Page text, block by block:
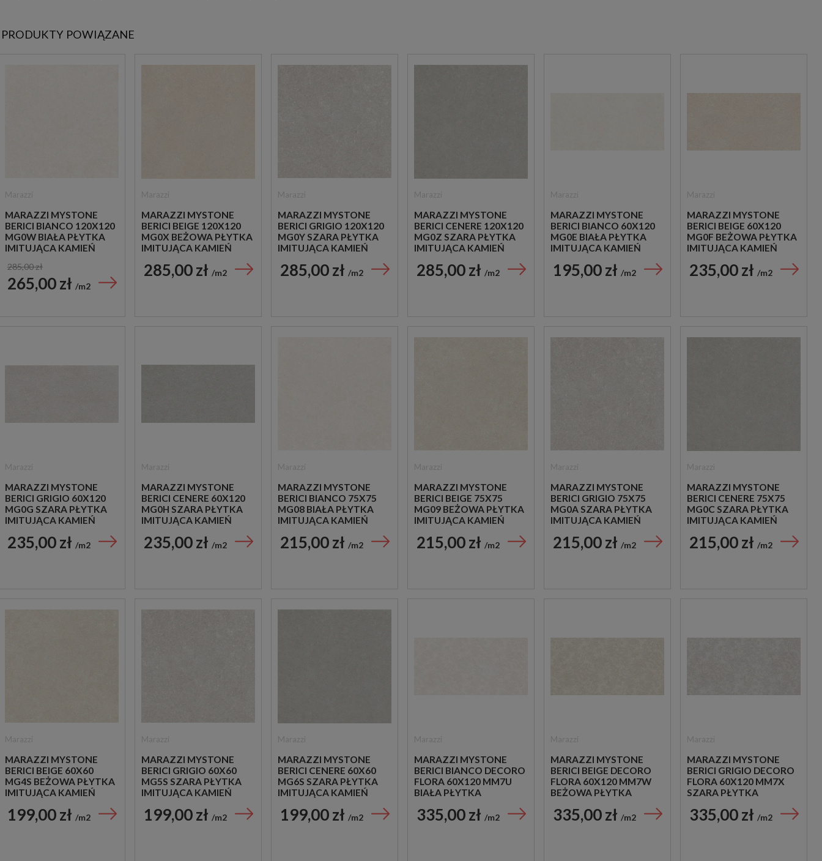
PRODUKTY POWIĄZANE
MARAZZI MYSTONE
BERICI BIANCO 120X120
MG0W BIAŁA PŁYTKA
IMITUJĄCA KAMIEŃ
285,00 zł
265,00 zł m2
MARAZZI MYSTONE
BERICI BEIGE 120X120
MG0X BEŻOWA PŁYTKA
IMITUJĄCA KAMIEŃ
285,00 zł m2
MARAZZI MYSTONE
BERICI GRIGIO 120X120
MG0Y SZARA PŁYTKA
IMITUJĄCA KAMIEŃ
285,00 zł m2
MARAZZI MYSTONE
BERICI CENERE 120X120
MG0Z SZARA PŁYTKA
IMITUJĄCA KAMIEŃ
285,00 zł m2
MARAZZI MYSTONE
BERICI BIANCO 60X120
MG0E BIAŁA PŁYTKA
IMITUJĄCA KAMIEŃ
195,00 zł m2
MARAZZI MYSTONE
BERICI BEIGE 60X120
MG0F BEŻOWA PŁYTKA
IMITUJĄCA KAMIEŃ
235,00 zł m2
MARAZZI MYSTONE
BERICI GRIGIO 60X120
MG0G SZARA PŁYTKA
IMITUJĄCA KAMIEŃ
235,00 zł m2
MARAZZI MYSTONE
BERICI CENERE 60X120
MG0H SZARA PŁYTKA
IMITUJĄCA KAMIEŃ
235,00 zł m2
MARAZZI MYSTONE
BERICI BIANCO 75X75
MG08 BIAŁA PŁYTKA
IMITUJĄCA KAMIEŃ
215,00 zł m2
MARAZZI MYSTONE
BERICI BEIGE 75X75
MG09 BEŻOWA PŁYTKA
IMITUJĄCA KAMIEŃ
215,00 zł m2
MARAZZI MYSTONE
BERICI GRIGIO 75X75
MG0A SZARA PŁYTKA
IMITUJĄCA KAMIEŃ
215,00 zł m2
MARAZZI MYSTONE
BERICI CENERE 75X75
MG0C SZARA PŁYTKA
IMITUJĄCA KAMIEŃ
215,00 zł m2
MARAZZI MYSTONE
BERICI BEIGE 60X60
MG4S BEŻOWA PŁYTKA
IMITUJĄCA KAMIEŃ
199,00 zł m2
MARAZZI MYSTONE
BERICI GRIGIO 60X60
MG5S SZARA PŁYTKA
IMITUJĄCA KAMIEŃ
199,00 zł m2
MARAZZI MYSTONE
BERICI CENERE 60X60
MG6S SZARA PŁYTKA
IMITUJĄCA KAMIEŃ
199,00 zł m2
MARAZZI MYSTONE
BERICI BIANCO DECORO
FLORA 60X120 MM7U
BIAŁA PŁYTKA
335,00 zł m2
MARAZZI MYSTONE
BERICI BEIGE DECORO
FLORA 60X120 MM7W
BEŻOWA PŁYTKA
335,00 zł m2
MARAZZI MYSTONE
BERICI GRIGIO DECORO
FLORA 60X120 MM7X
SZARA PŁYTKA
335,00 zł m2